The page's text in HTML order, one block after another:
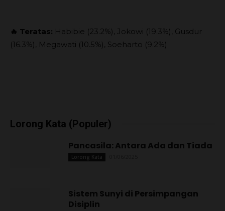
🔥 Teratas: Habibie (23.2%), Jokowi (19.3%), Gusdur
(16.3%), Megawati (10.5%), Soeharto (9.2%)
Lorong Kata (Populer)
Pancasila: Antara Ada dan Tiada
Lorong Kata
Sistem Sunyi di Persimpangan
Disiplin